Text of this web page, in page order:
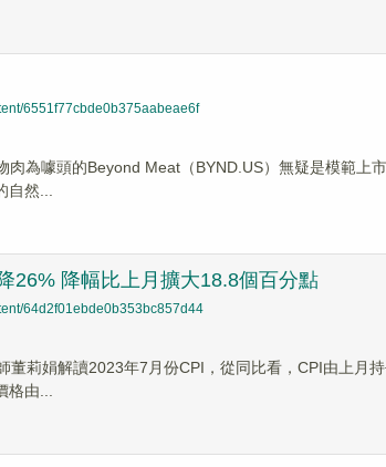
6551f77cbde0b375aabeae6f
肉為噱頭的Beyond Meat（BYND.US）無疑是模範上
然...
26% 降幅比上月擴大18.8個百分點
64d2f01ebde0b353bc857d44
董莉娟解讀2023年7月份CPI，從同比看，CPI由上月
由...